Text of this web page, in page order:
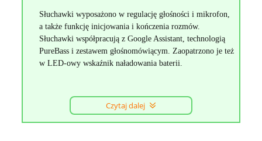
Słuchawki wyposażono w regulację głośności i mikrofon,
a także funkcję inicjowania i kończenia rozmów.
Słuchawki współpracują z Google Assistant, technologią
PureBass i zestawem głośnomówiącym. Zaopatrzono je też
w LED-owy wskaźnik naładowania baterii.
Czytaj dalej